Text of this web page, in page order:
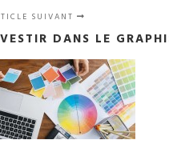
SUIVANT
DANS LE